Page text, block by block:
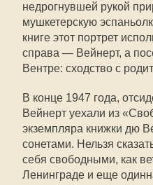
недрогнувшей рукой
мушкетерскую
книге этот портрет
справа — Вейнерт, а
Вентре: сходство с
В конце 1947 года,
Вейнерт уехали из
экземпляра книжки дю
сонетами. Нельзя
себя свободными, как
Ленинграде и еще